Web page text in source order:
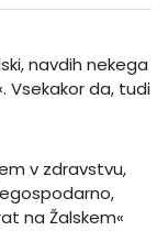
navdih nekega
Vsekakor da, tudi
v zdravstvu,
na Žalskem«